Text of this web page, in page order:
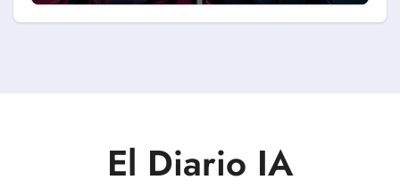
El Diario IA